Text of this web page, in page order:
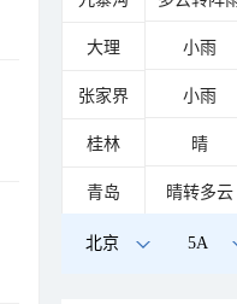
大理 小雨
张家界 小雨
桂林 晴
青岛 晴转多云
北京 5A